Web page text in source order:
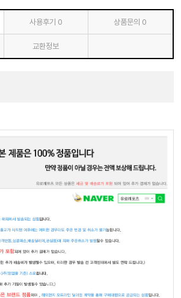
사용후기 0 상품문의 0
교환정보